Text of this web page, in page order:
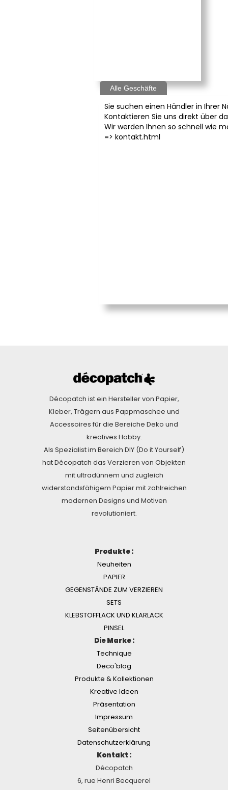
Alle Geschäfte
Sie suchen einen Händler in Ihrer
Kontaktieren Sie uns direkt über
Wir werden Ihnen so schnell wie
=> kontakt.html
Décopatch ist ein Hersteller von Papier,
Kleber, Trägern aus Pappmaschee und
Accessoires für die Bereiche Deko und
kreatives Hobby.
Als Spezialist im Bereich DIY (Do it Yourself)
hat Décopatch das Verzieren von Objekten
mit ultradünnem und zugleich
widerstandsfähigem Papier mit zahlreichen
modernen Designs und Motiven
revolutioniert.
Produkte :
Neuheiten
PAPIER
GEGENSTÄNDE ZUM VERZIEREN
SETS
KLEBSTOFFLACK UND KLARLACK
PINSEL
Die Marke :
Technique
Deco'blog
Produkte & Kollektionen
Kreative Ideen
Präsentation
Impressum
Seitenübersicht
Datenschutzerklärung
Kontakt :
Décopatch
6, rue Henri Becquerel